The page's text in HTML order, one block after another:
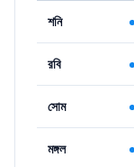
শনি
রবি
সোম
মঙ্গল